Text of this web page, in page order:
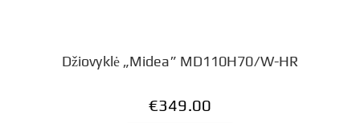
Džiovyklė „Midea” MD110H70/W-HR
€349.00